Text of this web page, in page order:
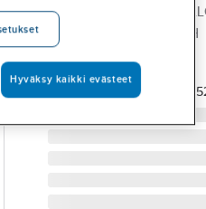
2X500 ML CEDERROTH
Tuotenumero
314320
Toimittajan
tuotenumero:
Hyväksy kaikki evästeet